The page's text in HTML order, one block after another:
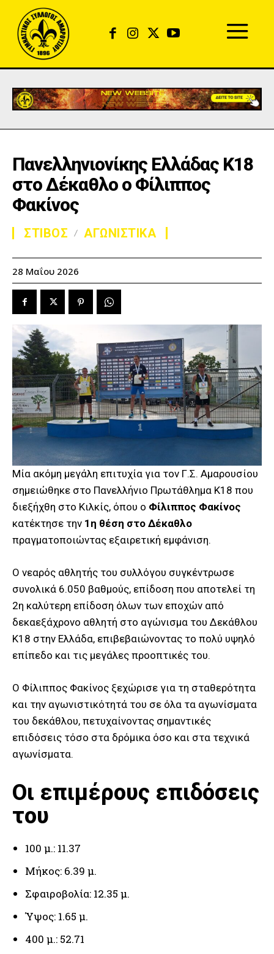
Πανελληνιονίκης Ελλάδας Κ18
στο Δέκαθλο ο Φίλιππος
Φακίνος
ΣΤΙΒΟΣ ΑΓΩΝΙΣΤΙΚΑ
28 Μαΐου 2026
Μία ακόμη μεγάλη επιτυχία για τον Γ.Σ. Αμαρουσίου
σημειώθηκε στο Πανελλήνιο Πρωτάθλημα Κ18 που
διεξήχθη στο Κιλκίς, όπου ο Φίλιππος Φακίνος
κατέκτησε την 1η θέση στο Δέκαθλο
πραγματοποιώντας εξαιρετική εμφάνιση.
Ο νεαρός αθλητής του συλλόγου συγκέντρωσε
συνολικά 6.050 βαθμούς, επίδοση που αποτελεί τη
2η καλύτερη επίδοση όλων των εποχών από
δεκαεξάχρονο αθλητή στο αγώνισμα του Δεκάθλου
Κ18 στην Ελλάδα, επιβεβαιώνοντας το πολύ υψηλό
επίπεδο και τις μεγάλες προοπτικές του.
Ο Φίλιππος Φακίνος ξεχώρισε για τη σταθερότητα
και την αγωνιστικότητά του σε όλα τα αγωνίσματα
του δεκάθλου, πετυχαίνοντας σημαντικές
επιδόσεις τόσο στα δρόμικα όσο και στα τεχνικά
αγωνίσματα.
Οι επιμέρους επιδόσεις
του
100 μ.: 11.37
Μήκος: 6.39 μ.
Σφαιροβολία: 12.35 μ.
Ύψος: 1.65 μ.
400 μ.: 52.71